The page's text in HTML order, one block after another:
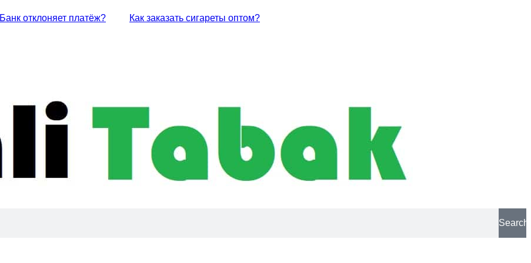
Банк отклоняет платёж? Как заказать сигареты оптом?
Search